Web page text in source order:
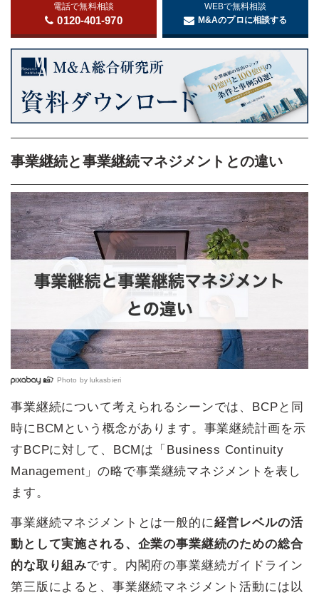
電話で無料相談
0120-401-970
WEBで無料相談
M&Aのプロに相談する
事業継続と事業継続マネジメントとの違い
Photo by lukasbieri
事業継続について考えられるシーンでは、BCPと同
時にBCMという概念があります。事業継続計画を示
すBCPに対して、BCMは「Business Continuity
Management」の略で事業継続マネジメントを表し
ます。
事業継続マネジメントとは一般的に経営レベルの活
動として実施される、企業の事業継続のための総合
的な取り組みです。内閣府の事業継続ガイドライン
第三版によると、事業継続マネジメント活動には以